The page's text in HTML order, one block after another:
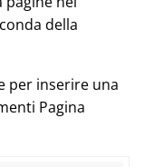
della
per inserire una
Pagina